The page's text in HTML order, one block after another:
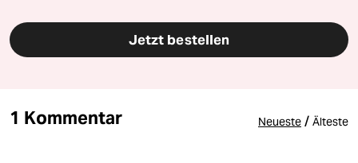
Jetzt bestellen
1 Kommentar Neueste / Älteste